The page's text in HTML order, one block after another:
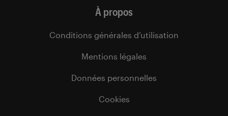
À propos
Conditions générales d’utilisation
Mentions légales
Données personnelles
Cookies